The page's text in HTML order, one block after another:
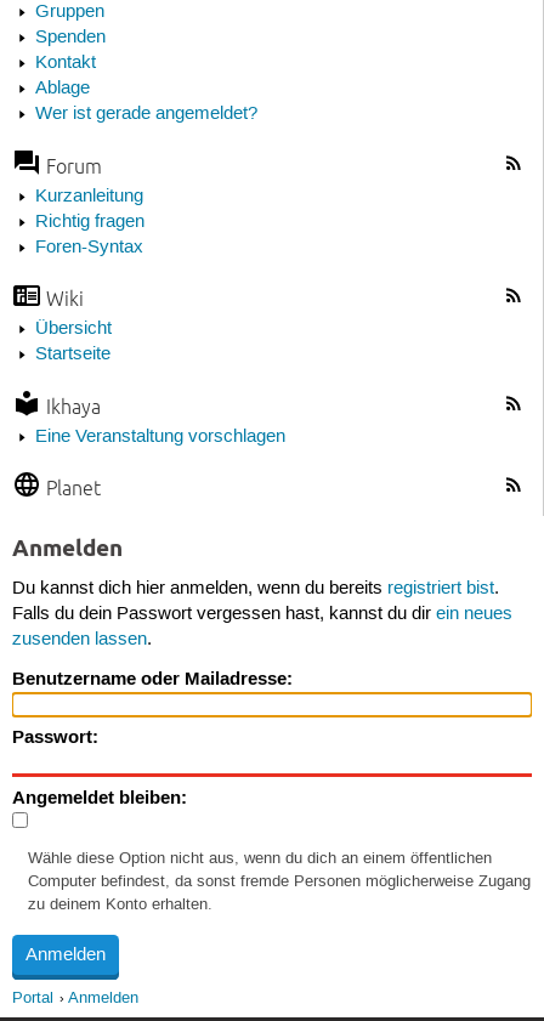
Gruppen
Spenden
Kontakt
Ablage
Wer ist gerade angemeldet?
Forum
Kurzanleitung
Richtig fragen
Foren-Syntax
Wiki
Übersicht
Startseite
Ikhaya
Eine Veranstaltung vorschlagen
Planet
Anmelden
Du kannst dich hier anmelden, wenn du bereits registriert bist.
Falls du dein Passwort vergessen hast, kannst du dir ein neues
zusenden lassen.
Benutzername oder Mailadresse:
Passwort:
Angemeldet bleiben:
Wähle diese Option nicht aus, wenn du dich an einem öffentlichen
Computer befindest, da sonst fremde Personen möglicherweise Zugang
zu deinem Konto erhalten.
Portal Anmelden